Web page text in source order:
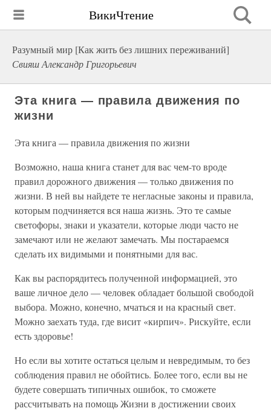
ВикиЧтение
Разумный мир [Как жить без лишних переживаний]
Свияш Александр Григорьевич
Эта книга — правила движения по
жизни
Эта книга — правила движения по жизни
Возможно, наша книга станет для вас чем-то вроде
правил дорожного движения — только движения по
жизни. В ней вы найдете те негласные законы и правила,
которым подчиняется вся наша жизнь. Это те самые
светофоры, знаки и указатели, которые люди часто не
замечают или не желают замечать. Мы постараемся
сделать их видимыми и понятными для вас.
Как вы распорядитесь полученной информацией, это
ваше личное дело — человек обладает большой свободой
выбора. Можно, конечно, мчаться и на красный свет.
Можно заехать туда, где висит «кирпич». Рискуйте, если
есть здоровье!
Но если вы хотите остаться целым и невредимым, то без
соблюдения правил не обойтись. Более того, если вы не
будете совершать типичных ошибок, то сможете
рассчитывать на помощь Жизни в достижении своих